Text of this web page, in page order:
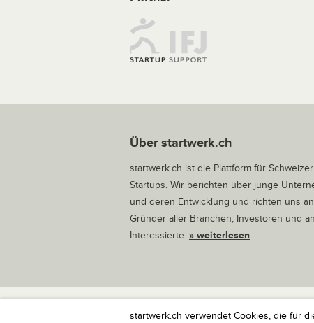
startwerk.ch verwendet Cookies, die für
Über startwerk.ch
startwerk.ch ist die Plattform für Schweizer
Startups. Wir berichten über junge
und deren Entwicklung und richten uns an
Gründer aller Branchen, Investoren und
Interessierte. » weiterlesen